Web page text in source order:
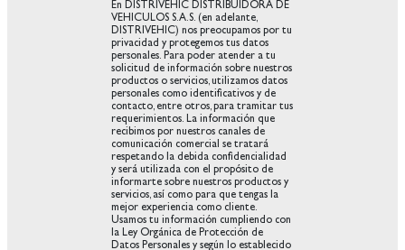
En DISTRIVEHIC DISTRIBUIDORA DE
VEHICULOS S.A.S. (en adelante,
DISTRIVEHIC) nos preocupamos por tu
privacidad y protegemos tus datos
personales. Para poder atender a tu
solicitud de información sobre nuestros
productos o servicios, utilizamos datos
personales como identificativos y de
contacto, entre otros, para tramitar tus
requerimientos. La información que
recibimos por nuestros canales de
comunicación comercial se tratará
respetando la debida confidencialidad
y será utilizada con el propósito de
informarte sobre nuestros productos y
servicios, así como para que tengas la
mejor experiencia como cliente.
Usamos tu información cumpliendo con
la Ley Orgánica de Protección de
Datos Personales y según lo establecido